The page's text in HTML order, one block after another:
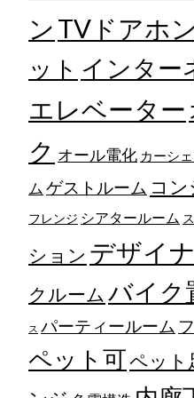
ン TVドアホン
ット インター
エレベーター
ク オール電化 カーシ
ム ゲストルーム コン
フレンジ シアタールーム
ション デザイ
クルーム バイク
ス パーティールーム
ペット可ペット